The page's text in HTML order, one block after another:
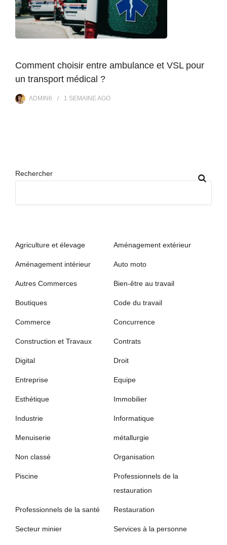
Comment choisir entre ambulance et VSL pour
un transport médical ?
ADMIN6 1 SEMAINEAGO
Rechercher
Agriculture et élevage Aménagement extérieur
Aménagement intérieur Auto moto
Autres Commerces Bien-être au travail
Boutiques Code du travail
Commerce Concurrence
Construction et Travaux Contrats
Digital Droit
Entreprise Equipe
Esthétique Immobilier
Industrie Informatique
Menuiserie métallurgie
Non classé Organisation
Piscine
Professionnels de la
restauration
Professionnels de la santé Restauration
Secteur minier Services à la personne